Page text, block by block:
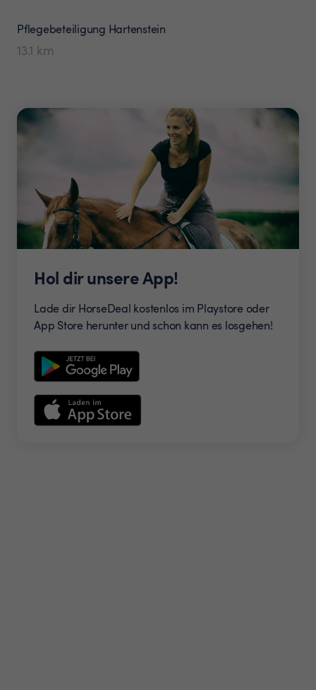
Pflegebeteiligung Hartenstein
13.1 km
Hol dir unsere App!
Lade dir HorseDeal kostenlos im Playstore oder
App Store herunter und schon kann es losgehen!